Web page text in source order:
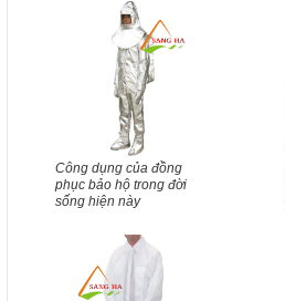
Công dụng của đồng
phục bảo hộ trong đời
sống hiện này